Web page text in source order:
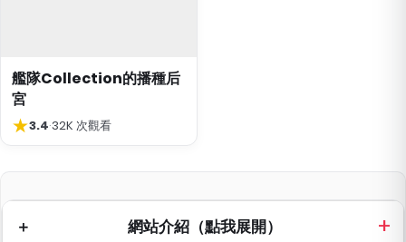
艦隊Collection的播種后
宮
★3.4·32K 次觀看
網站介紹（點我展開）